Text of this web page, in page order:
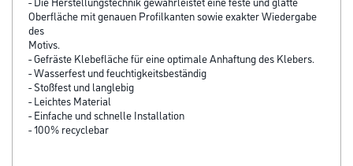
Oberfläche mit genauen Profilkanten sowie exakter Wiedergabe
des
Motivs.
- Gefräste Klebefläche für eine optimale Anhaftung des Klebers.
- Wasserfest und feuchtigkeitsbeständig
- Stoßfest und langlebig
- Leichtes Material
- Einfache und schnelle Installation
- 100% recyclebar